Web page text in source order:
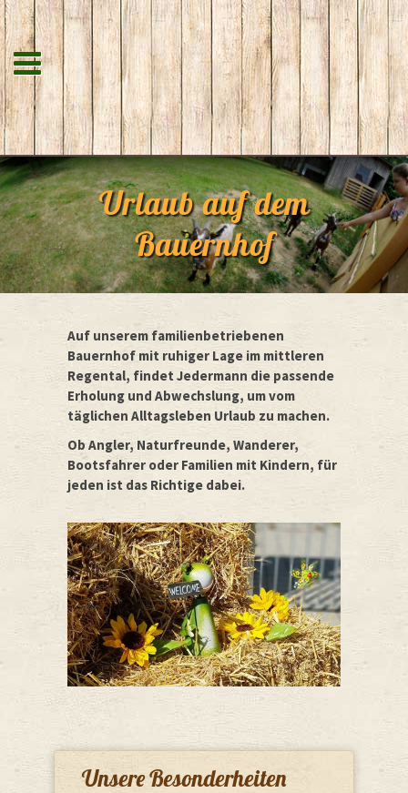
Urlaub auf dem
Bauernhof
Auf unserem familienbetriebenen
Bauernhof mit ruhiger Lage im mittleren
Regental, findet Jedermann die passende
Erholung und Abwechslung, um vom
täglichen Alltagsleben Urlaub zu machen.
Ob Angler, Naturfreunde, Wanderer,
Bootsfahrer oder Familien mit Kindern, für
jeden ist das Richtige dabei.
Unsere Besonderheiten